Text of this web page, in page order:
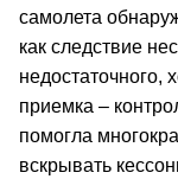
самолета
как следствие
недостаточного,
приемка –
помогла
вскрывать